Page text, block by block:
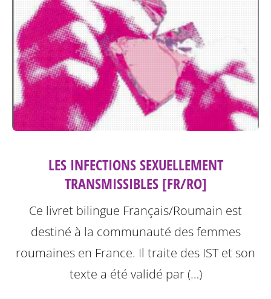
LES INFECTIONS SEXUELLEMENT
TRANSMISSIBLES [FR/RO]
Ce livret bilingue Français/Roumain est
destiné à la communauté des femmes
roumaines en France. Il traite des IST et son
texte a été validé par (…)